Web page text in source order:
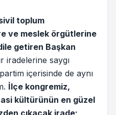
toplum
ve meslek örgütlerine
getiren Başkan
iradelerine saygı
içerisinde de aynı
İlçe kongremiz,
kültürünün en güzel
çıkacak irade;